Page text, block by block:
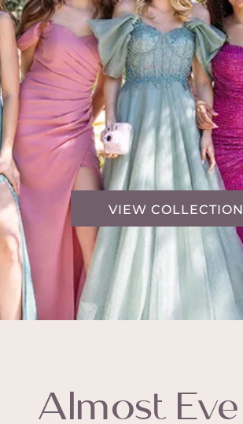
VIEW COLLECTION
Almost Eve